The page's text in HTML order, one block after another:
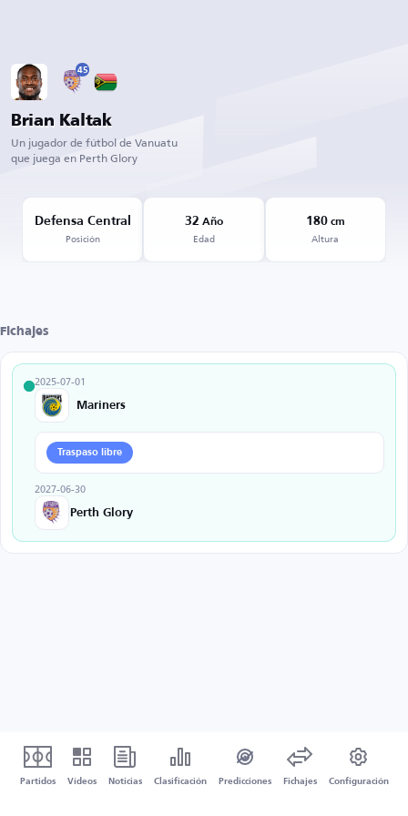
45
Brian Kaltak
Un jugador de fútbol de Vanuatu
que juega en Perth Glory
Defensa Central
Posición
32 Año
Edad
180cm
Altura
Fichajes
2025-07-01
Mariners
Traspaso libre
2027-06-30
Perth Glory
Partidos Vídeos Noticias Clasificación Predicciones Fichajes Configuración